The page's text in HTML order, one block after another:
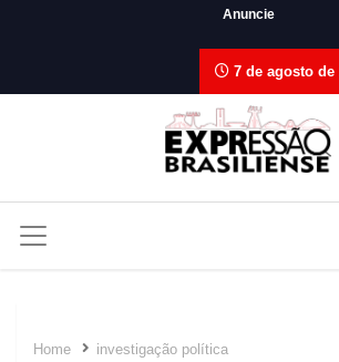
Anuncie
7 de agosto de
Home investigação política